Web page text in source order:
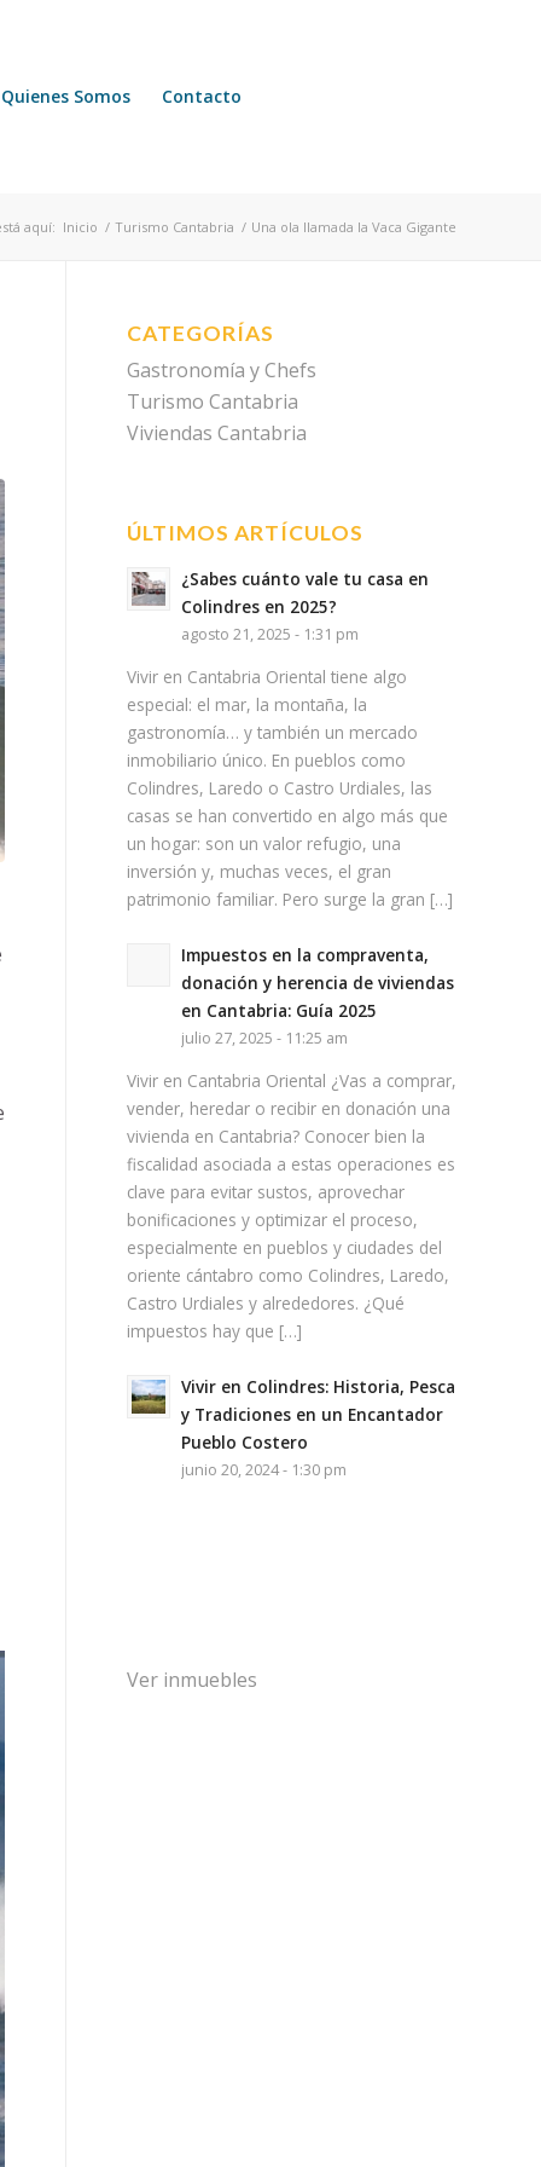
Quienes Somos Contacto
aquí: Inicio / Turismo Cantabria / Una ola llamada la Vaca Gigante
CATEGORÍAS
Gastronomía y Chefs
Turismo Cantabria
Viviendas Cantabria
ÚLTIMOS ARTÍCULOS
¿Sabes cuánto vale tu casa en
Colindres en 2025?
agosto 21, 2025 - 1:31 pm
Vivir en Cantabria Oriental tiene algo
especial: el mar, la montaña, la
gastronomía… y también un mercado
inmobiliario único. En pueblos como
Colindres, Laredo o Castro Urdiales, las
casas se han convertido en algo más que
un hogar: son un valor refugio, una
inversión y, muchas veces, el gran
patrimonio familiar. Pero surge la gran […]
Impuestos en la compraventa,
donación y herencia de viviendas
en Cantabria: Guía 2025
julio 27, 2025 - 11:25 am
Vivir en Cantabria Oriental ¿Vas a comprar,
vender, heredar o recibir en donación una
vivienda en Cantabria? Conocer bien la
fiscalidad asociada a estas operaciones es
clave para evitar sustos, aprovechar
bonificaciones y optimizar el proceso,
especialmente en pueblos y ciudades del
oriente cántabro como Colindres, Laredo,
Castro Urdiales y alrededores. ¿Qué
impuestos hay que […]
Vivir en Colindres: Historia, Pesca
y Tradiciones en un Encantador
Pueblo Costero
junio 20, 2024 - 1:30 pm
Ver inmuebles